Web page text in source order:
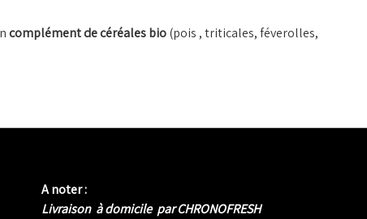
complément de céréales bio(pois , triticales, féverolles,
A noter :
Livraison à domicile par CHRONOFRESH